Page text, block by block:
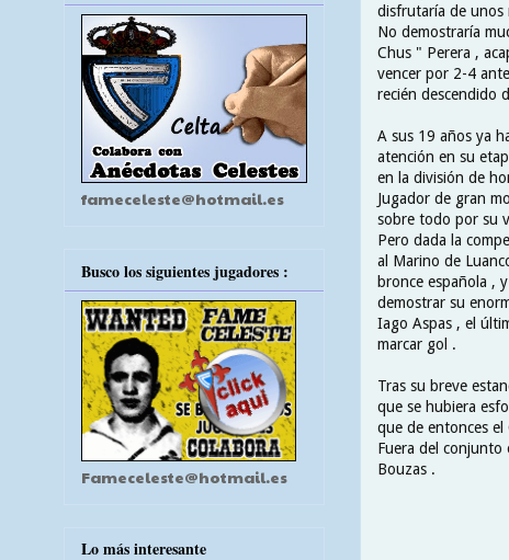
disfrutaría de unos
No demostraría
Chus " Perera ,
vencer por 2-4
recién descendido
A sus 19 años ya
atención en su
en la división de
Jugador de gran
sobre todo por su
Pero dada la
al Marino de
bronce española ,
demostrar su
Iago Aspas , el
marcar gol .
Tras su breve
que se hubiera
que de entonces
Fuera del conjunto
Bouzas .
fameceleste@hotmail.es
Busco los siguientes jugadores :
Fameceleste@hotmail.es
Lo más interesante